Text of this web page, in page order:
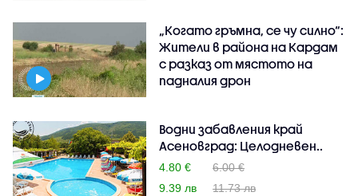
„Когато гръмна, се чу силно“:
Жители в района на Кардам
с разказ от мястото на
падналия дрон
Водни забавления край
Асеновград: Целодневен..
4.80 €
6.00 €
9.39 лв
11.73 лв